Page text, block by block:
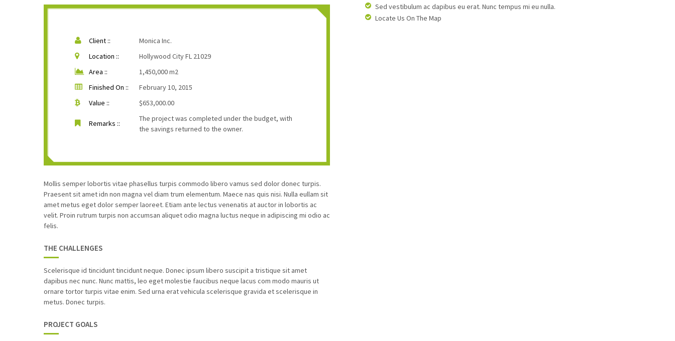
Client ::
Monica Inc.
Location ::
Hollywood City FL 21029
Area ::
1,450,000 m2
Finished On ::
February 10, 2015
Value ::
$653,000.00
Remarks ::
The project was completed under the budget, with
the savings returned to the owner.
Mollis semper lobortis vitae phasellus turpis commodo libero vamus sed dolor donec turpis.
Praesent sit amet idn non magna vel diam trum elementum. Maece nas quis nisi. Nulla eullam sit
amet metus eget dolor semper laoreet. Etiam ante lectus venenatis at auctor in lobortis ac
velit. Proin rutrum turpis non accumsan aliquet odio magna luctus neque in adipiscing mi odio ac
felis.
THE CHALLENGES
Scelerisque id tincidunt tincidunt neque. Donec ipsum libero suscipit a tristique sit amet
dapibus nec nunc. Nunc mattis, leo eget molestie faucibus neque lacus com modo mauris ut
ornare tortor turpis vitae enim. Sed urna erat vehicula scelerisque gravida et scelerisque in
metus. Donec turpis.
PROJECT GOALS
Sed vestibulum ac dapibus eu erat. Nunc tempus mi eu nulla.
Locate Us On The Map